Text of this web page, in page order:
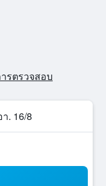
รตรวจสอบ
า. 16/8